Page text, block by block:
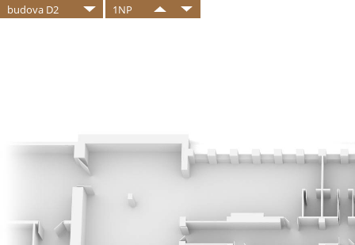
budova D2 1NP